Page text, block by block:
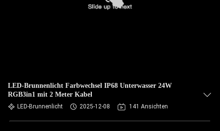
LED-Brunnenlicht Farbwechsel IP68 Unterwasser 24W
RGB3in1 mit 2 Meter Kabel
LED-Brunnenlicht 2025-12-08 141 Ansichten